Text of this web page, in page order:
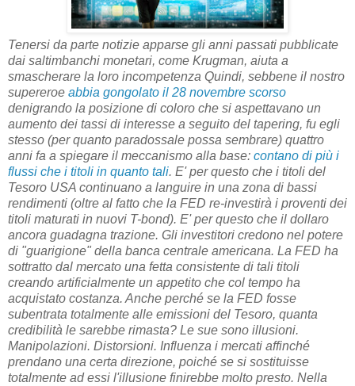
Tenersi da parte notizie apparse gli anni passati pubblicate
dai saltimbanchi monetari, come Krugman, aiuta a
smascherare la loro incompetenza Quindi, sebbene il nostro
supereroe abbia gongolato il 28 novembre scorso
denigrando la posizione di coloro che si aspettavano un
aumento dei tassi di interesse a seguito del tapering, fu egli
stesso (per quanto paradossale possa sembrare) quattro
anni fa a spiegare il meccanismo alla base: contano di più i
flussi che i titoli in quanto tali. E' per questo che i titoli del
Tesoro USA continuano a languire in una zona di bassi
rendimenti (oltre al fatto che la FED re-investirà i proventi dei
titoli maturati in nuovi T-bond). E' per questo che il dollaro
ancora guadagna trazione. Gli investitori credono nel potere
di "guarigione" della banca centrale americana. La FED ha
sottratto dal mercato una fetta consistente di tali titoli
creando artificialmente un appetito che col tempo ha
acquistato costanza. Anche perché se la FED fosse
subentrata totalmente alle emissioni del Tesoro, quanta
credibilità le sarebbe rimasta? Le sue sono illusioni.
Manipolazioni. Distorsioni. Influenza i mercati affinché
prendano una certa direzione, poiché se si sostituisse
totalmente ad essi l'illusione finirebbe molto presto. Nella